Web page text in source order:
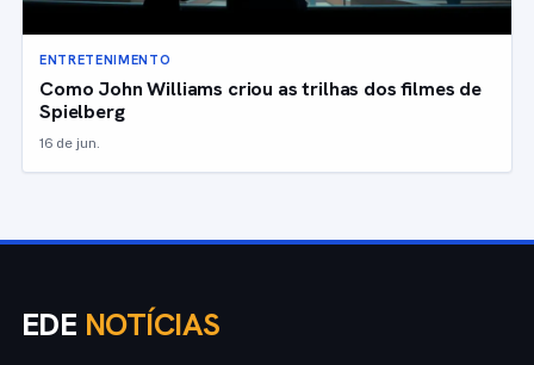
ENTRETENIMENTO
Como John Williams criou as trilhas dos filmes de
Spielberg
16 de jun.
EDE NOTÍCIAS